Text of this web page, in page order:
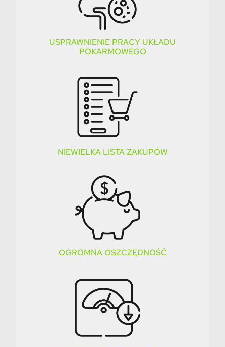
USPRAWNIENIE PRACY UKŁADU
POKARMOWEGO
NIEWIELKA LISTA ZAKUPÓW
OGROMNA OSZCZĘDNOŚĆ